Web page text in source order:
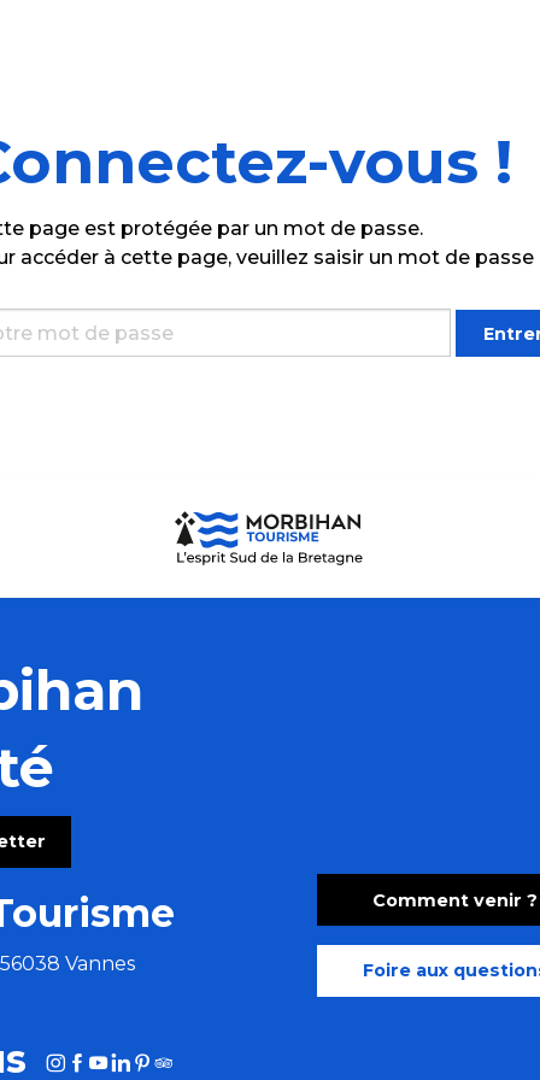
vous !
page est protégée par un mot de passe.
accéder à cette page, veuillez saisir un mot de passe
Vannes
Comment venir ?
Foire aux